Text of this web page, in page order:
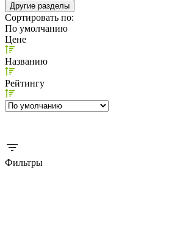
Другие разделы
Сортировать по:
По умолчанию
Цене
Названию
Рейтингу
Фильтры